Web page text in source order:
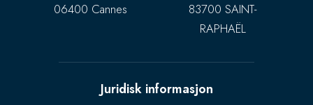
06400 Cannes
83700 SAINT-
RAPHAËL
Juridisk informasjon